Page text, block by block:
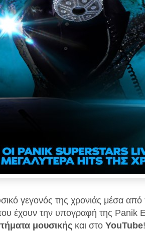
γεγονός της χρονιάς μέσα
που έχουν την υπογραφή της Panik
μουσικής και στο YouTube!